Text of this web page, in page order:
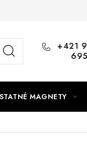
+421
695
MAGNETY